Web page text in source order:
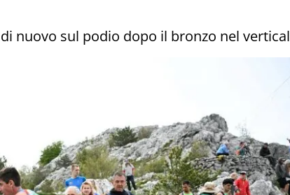
nuovo sul podio dopo il bronzo nel vertical